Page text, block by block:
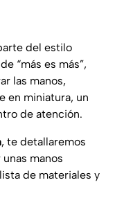
del estilo
“más es más”,
las manos,
en miniatura, un
de atención.
, te detallaremos
manos
de materiales y